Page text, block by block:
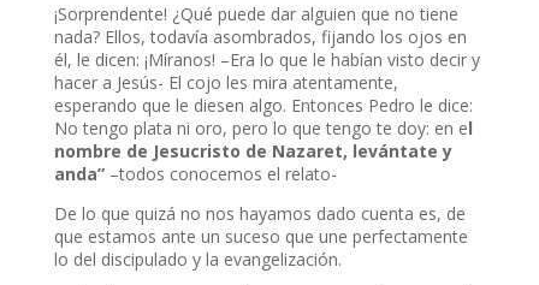
¡Sorprendente! ¿Qué puede dar alguien que no tiene
nada? Ellos, todavía asombrados, fijando los ojos en
él, le dicen: ¡Míranos! –Era lo que le habían visto decir y
hacer a Jesús- El cojo les mira atentamente,
esperando que le diesen algo. Entonces Pedro le dice:
No tengo plata ni oro, pero lo que tengo te doy: en el
nombre de Jesucristo de Nazaret, levántate y
anda”–todos conocemos el relato-
De lo que quizá no nos hayamos dado cuenta es, de
que estamos ante un suceso que une perfectamente
lo del discipulado y la evangelización.